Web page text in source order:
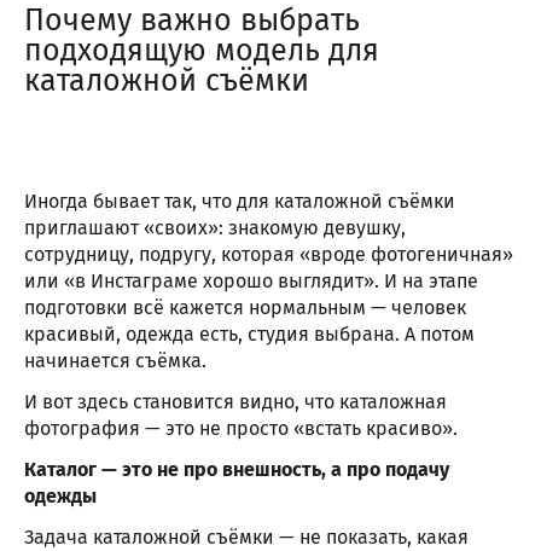
Почему важно выбрать
подходящую модель для
каталожной съёмки
Иногда бывает так, что для каталожной съёмки
приглашают «своих»: знакомую девушку,
сотрудницу, подругу, которая «вроде фотогеничная»
или «в Инстаграме хорошо выглядит». И на этапе
подготовки всё кажется нормальным — человек
красивый, одежда есть, студия выбрана. А потом
начинается съёмка.
И вот здесь становится видно, что каталожная
фотография — это не просто «встать красиво».
Каталог — это не про внешность, а про подачу
одежды
Задача каталожной съёмки — не показать, какая